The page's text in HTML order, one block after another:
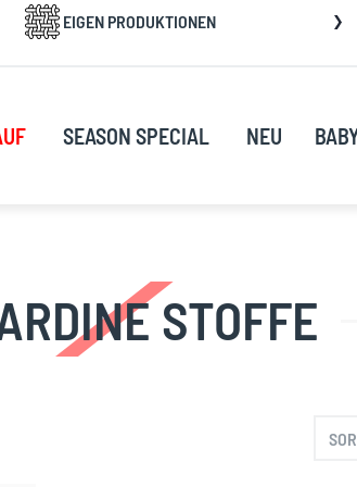
EIGEN PRODUKTIONEN
SEASON SPECIAL NEU
STOFFE